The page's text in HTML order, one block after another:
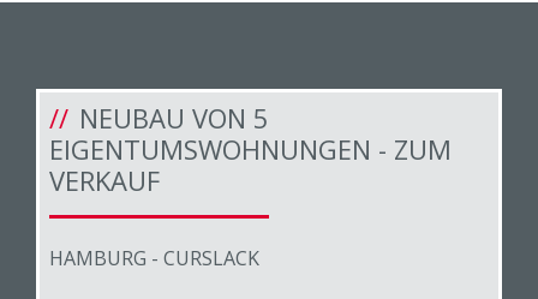
NEUBAU VON 5
EIGENTUMSWOHNUNGEN - ZUM
VERKAUF
HAMBURG - CURSLACK